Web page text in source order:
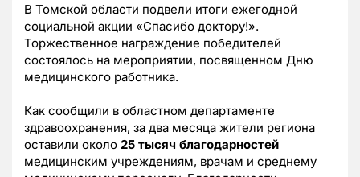
В Томской области подвели итоги ежегодной
социальной акции «Спасибо доктору!».
Торжественное награждение победителей
состоялось на мероприятии, посвященном Дню
медицинского работника.
Как сообщили в областном департаменте
здравоохранения, за два месяца жители региона
оставили около 25 тысяч благодарностей
медицинским учреждениям, врачам и среднему